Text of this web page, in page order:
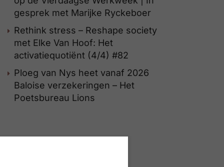
gesprek met Marijke Ryckeboer
Rethink stress – Reshape society
met Elke Van Hoof: Het
activatiequotiënt (4/4) #82
Ploeg van Nys heet vanaf 2026
Baloise verzekeringen – Het
Poetsbureau Lions